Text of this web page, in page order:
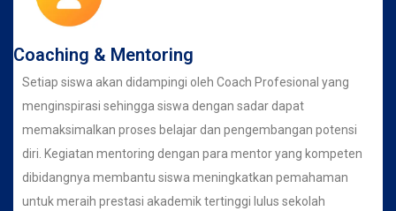
Coaching & Mentoring
Setiap siswa akan didampingi oleh Coach Profesional yang
menginspirasi sehingga siswa dengan sadar dapat
memaksimalkan proses belajar dan pengembangan potensi
diri. Kegiatan mentoring dengan para mentor yang kompeten
dibidangnya membantu siswa meningkatkan pemahaman
untuk meraih prestasi akademik tertinggi lulus sekolah